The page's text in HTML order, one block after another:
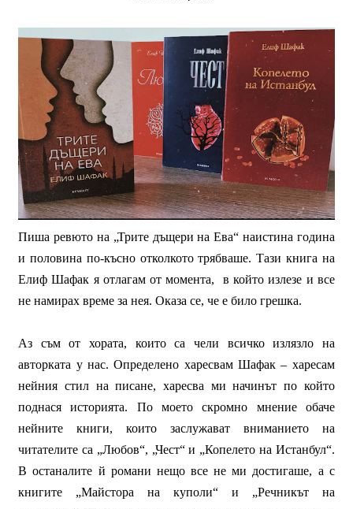
Пиша ревюто на „Трите дъщери на Ева“ наистина година
и половина по-късно отколкото трябваше. Тази книга на
Елиф Шафак я отлагам от момента,
в който излезе и все
не намирах време за нея. Оказа се, че е било грешка.
Аз съм от хората, които са чели всичко излязло на
авторката у нас. Определено харесвам Шафак – харесам
нейния стил на писане, харесва ми начинът по който
поднася историята. По моето скромно мнение обаче
нейните книги, които заслужават вниманието на
читателите са „Любов“, „Чест“ и „Копелето на Истанбул“.
В останалите й романи нещо все не ми достигаше, а с
книгите „Майстора на куполи“ и „Речникът на